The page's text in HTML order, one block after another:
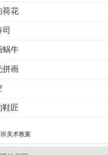
荷花
蜗牛
拼画
鞋匠
美术教案